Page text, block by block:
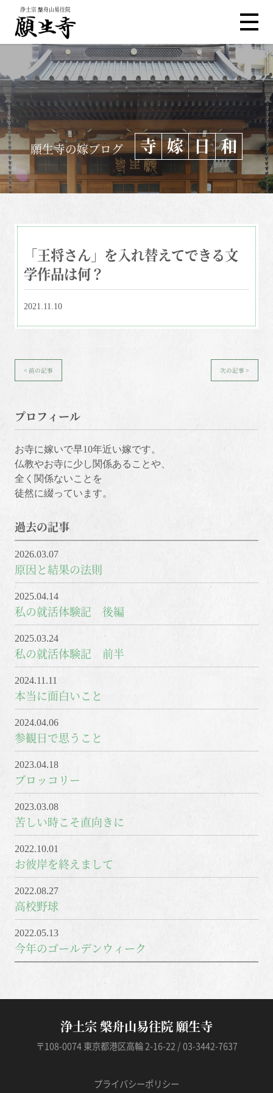
浄土宗 槃舟山易往院
願生寺の嫁ブログ 寺 嫁 日 和
「王将さん」を入れ替えてできる文
学作品は何？
2021.11.10
< 前の記事 次の記事 >
プロフィール
お寺に嫁いで早10年近い嫁です。
仏教やお寺に少し関係あることや、
全く関係ないことを
徒然に綴っています。
過去の記事
2026.03.07
原因と結果の法則
2025.04.14
私の就活体験記 後編
2025.03.24
私の就活体験記 前半
2024.11.11
本当に面白いこと
2024.04.06
参観日で思うこと
2023.04.18
ブロッコリー
2023.03.08
苦しい時こそ直向きに
2022.10.01
お彼岸を終えまして
2022.08.27
高校野球
2022.05.13
今年のゴールデンウィーク
浄土宗 槃舟山易往院 願生寺
〒108-0074 東京都港区高輪 2-16-22 / 03-3442-7637
プライバシーポリシー